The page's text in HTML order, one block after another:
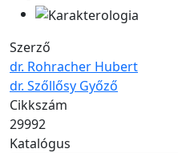
Szerző
dr. Rohracher Hubert
dr. Szőllősy Győző
Cikkszám
29992
Katalógus